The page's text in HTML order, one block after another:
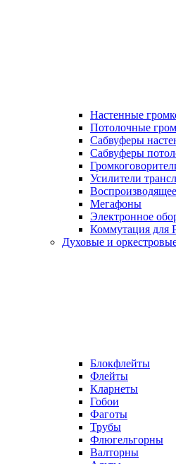
Настенные
Потолочные
Сабвуферы
Сабвуферы
Усилители
Мегафоны
Электронное
Коммутация для
Духовые и
Блокфлейты
Флейты
Кларнеты
Гобои
Фаготы
Трубы
Флюгельгорны
Валторны